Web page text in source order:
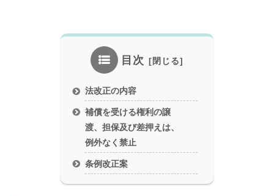
目次
法改正の内容
補償を受ける権利の譲
渡、担保及び差押えは、
例外なく禁止
条例改正案